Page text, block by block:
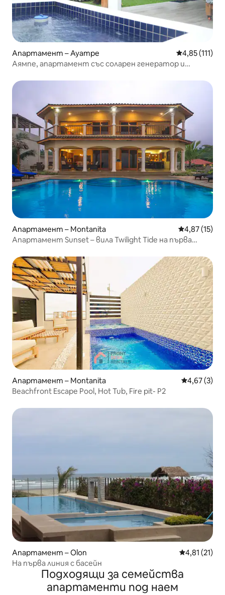
Апартамент – Ayampe Средна
4,85 (111)
Аямпе, апартамент със соларен генератор и
Апартамент – Montanita Средна
4,87 (15)
Апартамент Sunset – вила Twilight Tide на първа
Апартамент – Montanita Средна
4,67 (3)
Beachfront Escape Pool, Hot Tub, Fire pit- P2
Апартамент – Olon Средна
4,81 (21)
На първа линия с басейн
Подходящи за семейства
апартаменти под наем